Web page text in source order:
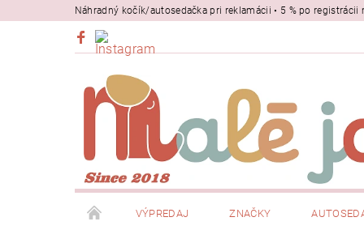
Náhradný kočík/autosedačka pri reklamácii • 5 % po
VÝPREDAJ ZNAČKY